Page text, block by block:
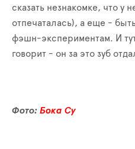
сказать незнакомке, что у
отпечаталась), а еще -
фэшн-экспериментам. И
говорит - он за это зуб
Фото: Бока Су